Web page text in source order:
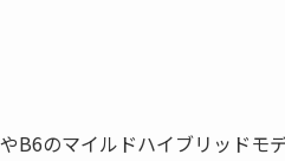
B6のマイルドハイブリッドモ